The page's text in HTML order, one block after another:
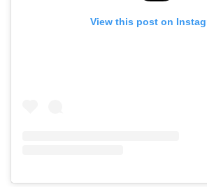
View this post on